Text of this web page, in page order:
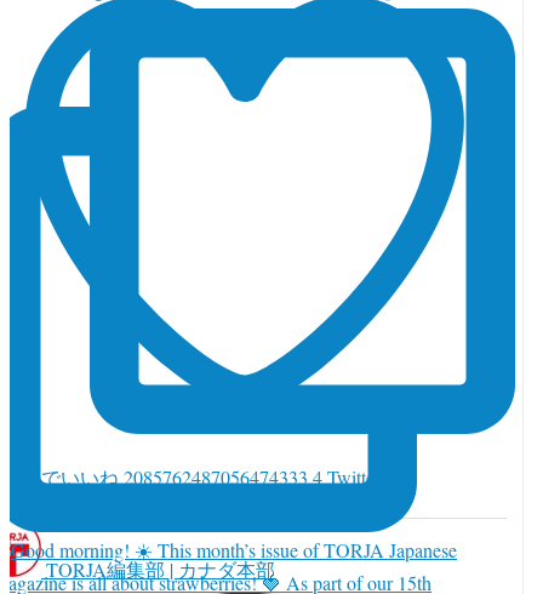
でいいね 20857624870564743334Twitter
TORJA編集部 | カナダ本部